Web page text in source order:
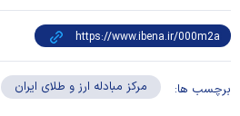
برچسب ها: مرکز مبادله ارز و طلای ایران